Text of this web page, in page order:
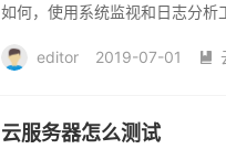
如何，使用系统监视和日志分析
editor 2019-07-01 
云服务器怎么测试